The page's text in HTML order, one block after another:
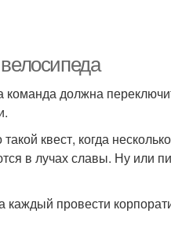
команда должна
квест, когда несколько
в лучах славы. Ну или
провести